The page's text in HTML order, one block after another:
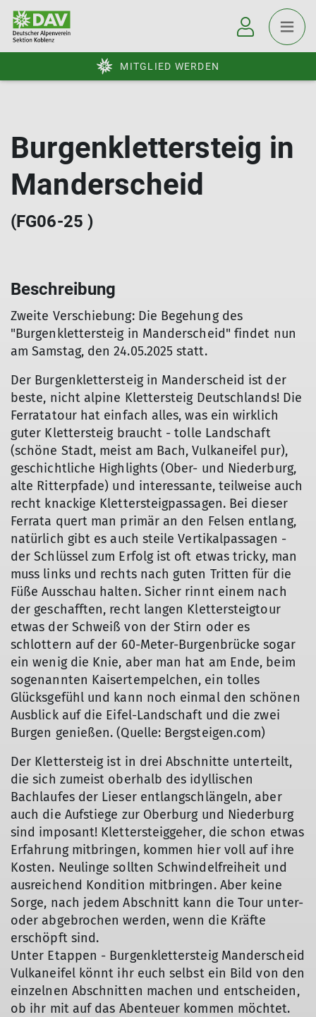
MITGLIED WERDEN
Burgenklettersteig in
Manderscheid
(FG06-25 )
Beschreibung
Zweite Verschiebung: Die Begehung des
"Burgenklettersteig in Manderscheid" findet nun
am Samstag, den 24.05.2025 statt.
Der Burgenklettersteig in Manderscheid ist der
beste, nicht alpine Klettersteig Deutschlands! Die
Ferratatour hat einfach alles, was ein wirklich
guter Klettersteig braucht - tolle Landschaft
(schöne Stadt, meist am Bach, Vulkaneifel pur),
geschichtliche Highlights (Ober- und Niederburg,
alte Ritterpfade) und interessante, teilweise auch
recht knackige Klettersteigpassagen. Bei dieser
Ferrata quert man primär an den Felsen entlang,
natürlich gibt es auch steile Vertikalpassagen -
der Schlüssel zum Erfolg ist oft etwas tricky, man
muss links und rechts nach guten Tritten für die
Füße Ausschau halten. Sicher rinnt einem nach
der geschafften, recht langen Klettersteigtour
etwas der Schweiß von der Stirn oder es
schlottern auf der 60-Meter-Burgenbrücke sogar
ein wenig die Knie, aber man hat am Ende, beim
sogenannten Kaisertempelchen, ein tolles
Glücksgefühl und kann noch einmal den schönen
Ausblick auf die Eifel-Landschaft und die zwei
Burgen genießen. (Quelle: Bergsteigen.com)
Der Klettersteig ist in drei Abschnitte unterteilt,
die sich zumeist oberhalb des idyllischen
Bachlaufes der Lieser entlangschlängeln, aber
auch die Aufstiege zur Oberburg und Niederburg
sind imposant! Klettersteiggeher, die schon etwas
Erfahrung mitbringen, kommen hier voll auf ihre
Kosten. Neulinge sollten Schwindelfreiheit und
ausreichend Kondition mitbringen. Aber keine
Sorge, nach jedem Abschnitt kann die Tour unter-
oder abgebrochen werden, wenn die Kräfte
erschöpft sind.
Unter Etappen - Burgenklettersteig Manderscheid
Vulkaneifel könnt ihr euch selbst ein Bild von den
einzelnen Abschnitten machen und entscheiden,
ob ihr mit auf das Abenteuer kommen möchtet.